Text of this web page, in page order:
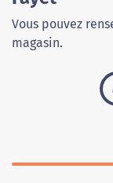
Vous pouvez
magasin.